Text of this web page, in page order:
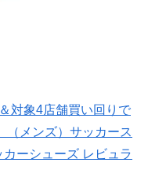
対象4店舗買い回りで
（メンズ）サッカース
ーシューズ レビュラ